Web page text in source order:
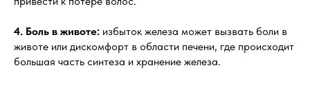
4. Боль в животе: избыток железа может вызвать боли в
животе или дискомфорт в области печени, где происходит
большая часть синтеза и хранение железа.